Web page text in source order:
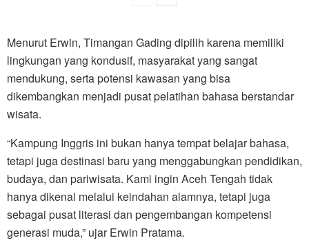
Menurut Erwin, Timangan Gading dipilih karena memiliki
lingkungan yang kondusif, masyarakat yang sangat
mendukung, serta potensi kawasan yang bisa
dikembangkan menjadi pusat pelatihan bahasa berstandar
wisata.
“Kampung Inggris ini bukan hanya tempat belajar bahasa,
tetapi juga destinasi baru yang menggabungkan pendidikan,
budaya, dan pariwisata. Kami ingin Aceh Tengah tidak
hanya dikenal melalui keindahan alamnya, tetapi juga
sebagai pusat literasi dan pengembangan kompetensi
generasi muda,” ujar Erwin Pratama.